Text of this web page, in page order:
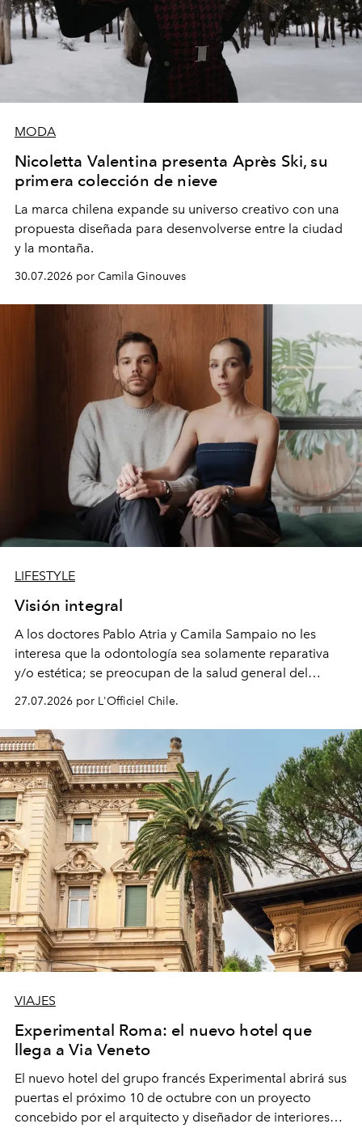
MODA
Nicoletta Valentina presenta Après Ski, su
primera colección de nieve
La marca chilena expande su universo creativo con una
propuesta diseñada para desenvolverse entre la ciudad
y la montaña.
30.07.2026 por Camila Ginouves
LIFESTYLE
Visión integral
A los doctores Pablo Atria y Camila Sampaio no les
interesa que la odontología sea solamente reparativa
y/o estética; se preocupan de la salud general del
paciente y entienden la prevención como una arista
intransable.
27.07.2026 por L'Officiel Chile.
VIAJES
Experimental Roma: el nuevo hotel que
llega a Via Veneto
El nuevo hotel del grupo francés Experimental abrirá sus
puertas el próximo 10 de octubre con un proyecto
concebido por el arquitecto y diseñador de interiores